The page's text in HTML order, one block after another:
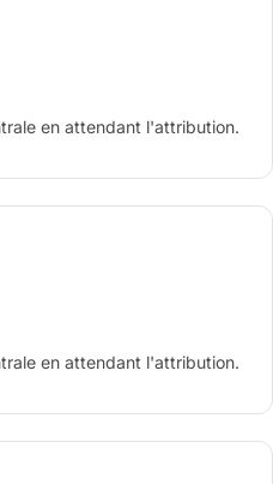
en attendant l'attribution.
en attendant l'attribution.